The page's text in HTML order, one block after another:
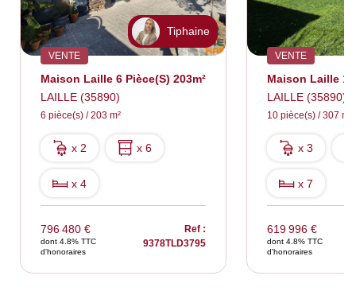
Tiphaine
VENTE
Maison Laille 6 Pièce(s) 203m²
LAILLE (35890)
6 pièce(s) / 203 m²
x 2 x 6
x 4
796 480 €
dont 4.8% TTC
d'honoraires
Ref :
9378TLD3795
VENTE
LAILLE (35890)
10 pièce(s) / 307 m²
x 3
x 7
619 996 €
dont 4.8% TTC
d'honoraires